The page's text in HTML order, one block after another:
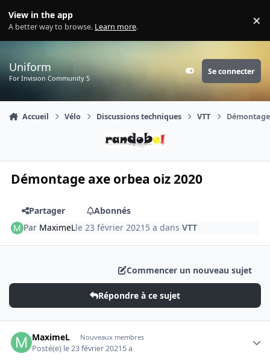
View in the app
A better way to browse. Learn more. ×
Uniform
For Invision Community 5 Customizer
Se connecter
Accueil Vélo Discussions techniques VTT
Démontage axe orbea oiz 2020
Partager
Abonnés
Par MaximeLle 23 février 2021 5 a dansVTT
Commencer un nouveau sujet
Répondre à ce sujet
MaximeL Nouveaux membres
Posté(e) le 23 février 20215 a